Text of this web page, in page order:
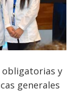
obligatorias y
generales